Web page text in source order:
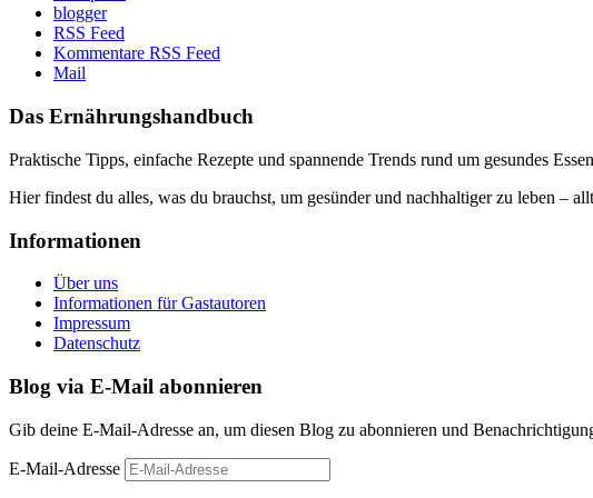
blogger
RSS Feed
Kommentare RSS Feed
Mail
Das Ernährungshandbuch
Praktische Tipps, einfache Rezepte und spannende Trends rund um gesundes
Hier findest du alles, was du brauchst, um gesünder und nachhaltiger zu leben –
Informationen
Über uns
Informationen für Gastautoren
Impressum
Datenschutz
Blog via E-Mail abonnieren
Gib deine E-Mail-Adresse an, um diesen Blog zu abonnieren und
E-Mail-Adresse